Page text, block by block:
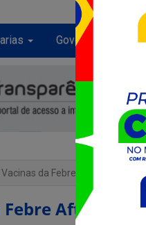
Governo Municipal
da Febre Aftosa
Aftosa